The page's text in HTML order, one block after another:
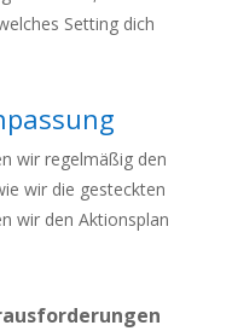
Setting dich
wir regelmäßig den
wir die gesteckten
wir den Aktionsplan